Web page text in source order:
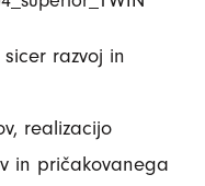
razvoj in
realizacijo
in pričakovanega